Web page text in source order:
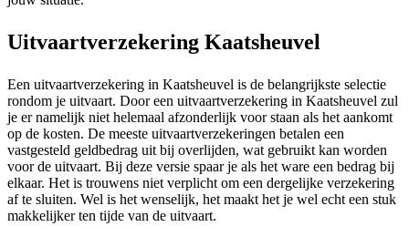
Uitvaartverzekering Kaatsheuvel
Een uitvaartverzekering in Kaatsheuvel is de belangrijkste selectie
rondom je uitvaart. Door een uitvaartverzekering in Kaatsheuvel zul
je er namelijk niet helemaal afzonderlijk voor staan als het aankomt
op de kosten. De meeste uitvaartverzekeringen betalen een
vastgesteld geldbedrag uit bij overlijden, wat gebruikt kan worden
voor de uitvaart. Bij deze versie spaar je als het ware een bedrag bij
elkaar. Het is trouwens niet verplicht om een dergelijke verzekering
af te sluiten. Wel is het wenselijk, het maakt het je wel echt een stuk
makkelijker ten tijde van de uitvaart.